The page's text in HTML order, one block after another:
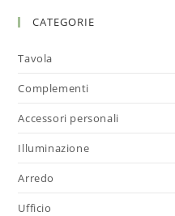
CATEGORIE
Tavola
Complementi
Accessori personali
Illuminazione
Arredo
Ufficio